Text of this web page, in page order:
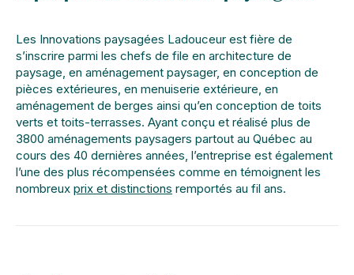
Les Innovations paysagées Ladouceur est fière de
s’inscrire parmi les chefs de file en architecture de
paysage, en aménagement paysager, en conception de
pièces extérieures, en menuiserie extérieure, en
aménagement de berges ainsi qu’en conception de toits
verts et toits-terrasses. Ayant conçu et réalisé plus de
3800 aménagements paysagers partout au Québec au
cours des 40 dernières années, l’entreprise est également
l’une des plus récompensées comme en témoignent les
nombreux prix et distinctions remportés au fil ans.